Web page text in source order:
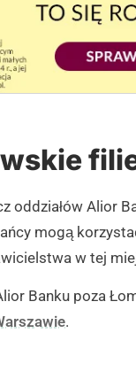
oddziałów Alior
mogą
w tej
Banku poza
.